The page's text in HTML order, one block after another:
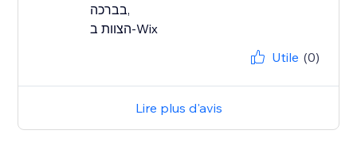
בברכה,
הצוות ב-Wix
Utile (0)
Lire plus d'avis